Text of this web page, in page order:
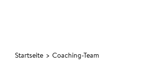
Startseite > Coaching-Team